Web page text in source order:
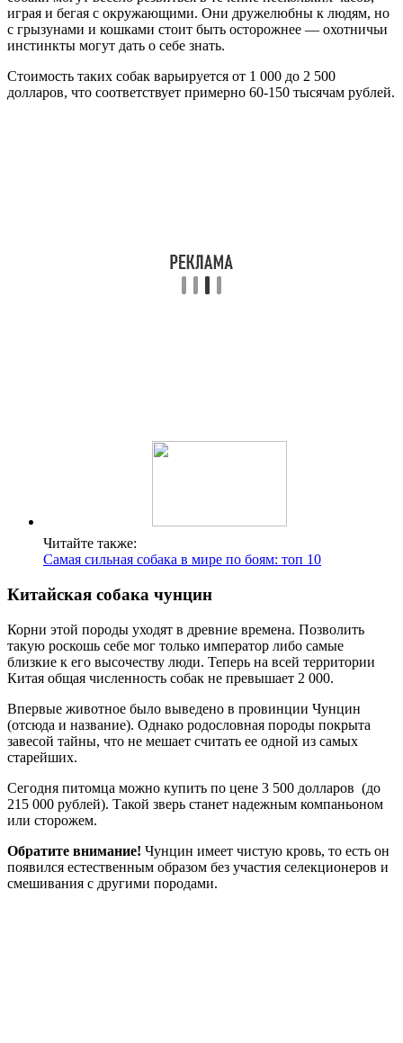
играя и бегая с окружающими. Они дружелюбны к людям, но
с грызунами и кошками стоит быть осторожнее — охотничьи
инстинкты могут дать о себе знать.
Стоимость таких собак варьируется от 1 000 до 2 500
долларов, что соответствует примерно 60-150 тысячам рублей.
Читайте также:
Самая сильная собака в мире по боям: топ 10
Китайская собака чунцин
Корни этой породы уходят в древние времена. Позволить
такую роскошь себе мог только император либо самые
близкие к его высочеству люди. Теперь на всей территории
Китая общая численность собак не превышает 2 000.
Впервые животное было выведено в провинции Чунцин
(отсюда и название). Однако родословная породы покрыта
завесой тайны, что не мешает считать ее одной из самых
старейших.
Сегодня питомца можно купить по цене 3 500 долларов (до
215 000 рублей). Такой зверь станет надежным компаньоном
или сторожем.
Обратите внимание! Чунцин имеет чистую кровь, то есть он
появился естественным образом без участия селекционеров и
смешивания с другими породами.